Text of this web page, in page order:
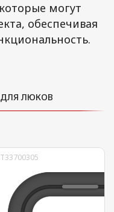
могут
обеспечивая
ДЛЯ ЛЮКОВ